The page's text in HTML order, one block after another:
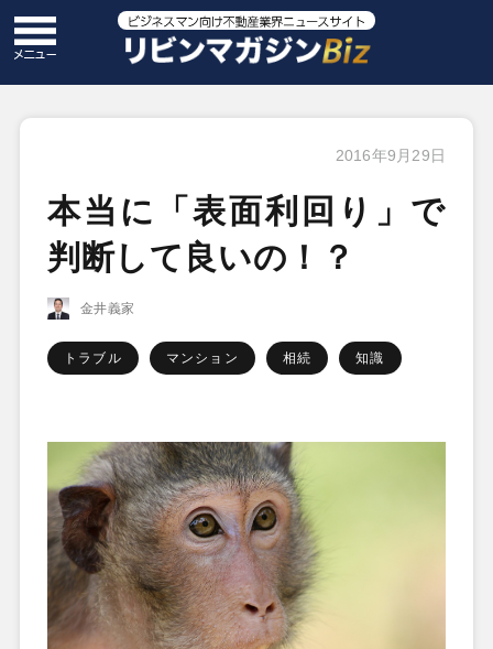
2016年9月29日
本当に「表面利回り」で
判断して良いの！？
金井義家
トラブル マンション 相続 知識